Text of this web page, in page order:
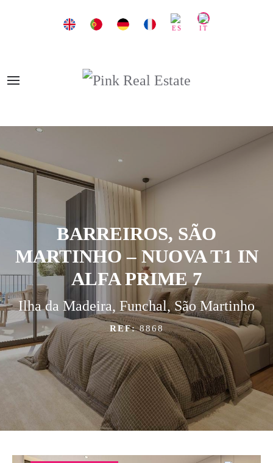
BARREIROS, SÃO
MARTINHO – NUOVA T1 IN
ALFA PRIME 7
Ilha da Madeira, Funchal, São Martinho
REF:8868